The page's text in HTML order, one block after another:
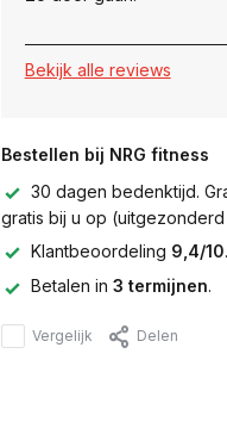
Bekijk alle reviews
Bestellen bij NRG fitness
30 dagen bedenktijd.
gratis bij u op
Klantbeoordeling 9,4/10.
Betalen in 3 termijnen.
Vergelijk Delen